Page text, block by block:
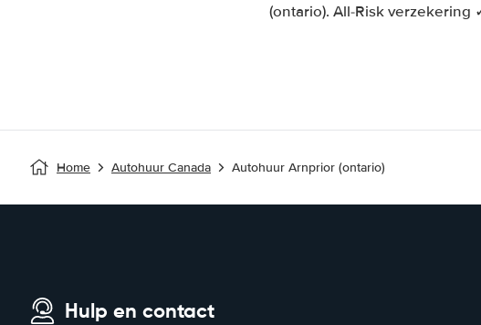
(ontario). All-Risk
Home Autohuur Canada Autohuur Arnprior (ontario)
Hulp en contact